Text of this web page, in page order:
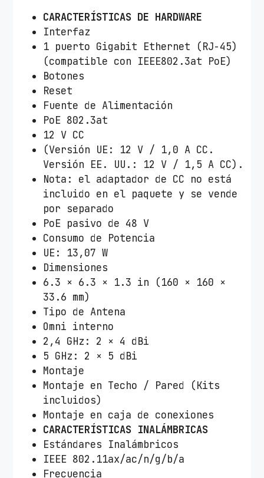
CARACTERÍSTICAS DE HARDWARE
Interfaz
1 puerto Gigabit Ethernet (RJ-45)
(compatible con IEEE802.3at PoE)
Botones
Reset
Fuente de Alimentación
PoE 802.3at
12 V CC
(Versión UE: 12 V / 1,0 A CC.
Versión EE. UU.: 12 V / 1,5 A CC).
Nota: el adaptador de CC no está
incluido en el paquete y se vende
por separado
PoE pasivo de 48 V
Consumo de Potencia
UE: 13,07 W
Dimensiones
6.3 × 6.3 × 1.3 in (160 × 160 ×
33.6 mm)
Tipo de Antena
Omni interno
2,4 GHz: 2 × 4 dBi
5 GHz: 2 × 5 dBi
Montaje
Montaje en Techo / Pared (Kits
incluidos)
Montaje en caja de conexiones
CARACTERÍSTICAS INALÁMBRICAS
Estándares Inalámbricos
IEEE 802.11ax/ac/n/g/b/a
Frecuencia